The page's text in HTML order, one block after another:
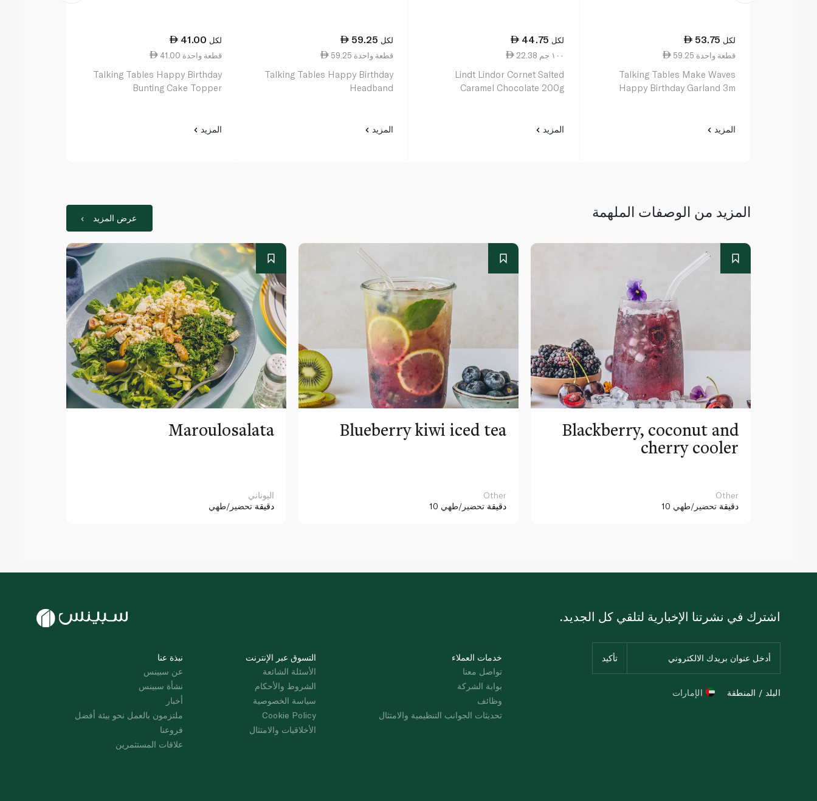
53.75 لكل
59.25 قطعة واحدة
Talking Tables Make Waves
Happy Birthday Garland 3m
المزيد
44.75 لكل
22.38 ١٠٠ جم
Lindt Lindor Cornet Salted
Caramel Chocolate 200g
المزيد
59.25 لكل
59.25 قطعة واحدة
Talking Tables Happy Birthday
Headband
المزيد
41.00 لكل
41.00 قطعة واحدة
Talking Tables Happy Birthday
Bunting Cake Topper
المزيد
المزيد من الوصفات الملهمة عرض المزيد
Maroulosalata
اليوناني
دقيقة تحضير/طهي
Blueberry kiwi iced tea
Other
10 دقيقة تحضير/طهي
Blackberry, coconut and
cherry cooler
Other
10 دقيقة تحضير/طهي
نبذة عنا
عن سبينس
نشأة سبينس
أخبار
ملتزمون بالعمل نحو بيئة أفضل
فروعنا
علاقات المستثمرين
التسوق عبر الإنترنت
الأسئلة الشائعة
الشروط والأحكام
سياسة الخصوصية
Cookie Policy
الأخلاقيات والامتثال
خدمات العملاء
تواصل معنا
بوابة الشركة
وظائف
تحديثات الجوانب التنظيمية والامتثال
اشترك في نشرتنا الإخبارية لتلقي كل الجديد.
البلد / المنطقة الإمارات